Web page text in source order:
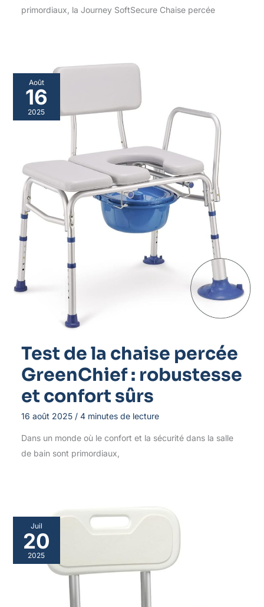
primordiaux, la Journey SoftSecure Chaise percée
Août
16
2025
Test de la chaise percée
GreenChief : robustesse
et confort sûrs
16 août 2025 / 4 minutes de lecture
Dans un monde où le confort et la sécurité dans la salle
de bain sont primordiaux,
Juil
20
2025